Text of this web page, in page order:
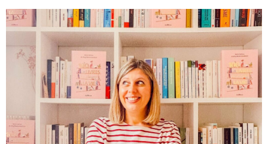
Bibliothèque
Contact